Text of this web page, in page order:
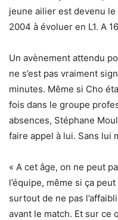
jeune ailier est devenu
2004 à évoluer en L1. A
Un avènement attendu
ne s’est pas vraiment
minutes. Même si Cho
fois dans le groupe
absences, Stéphane
faire appel à lui. Sans lui
« A cet âge, on ne peut
l’équipe, même si ça
surtout de ne pas
avant le match. Et sur ce